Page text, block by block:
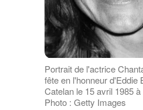
Portrait de l'actrice
fête en l'honneur d'Eddie
Catelan le 15 avril 1985
Photo : Getty Images